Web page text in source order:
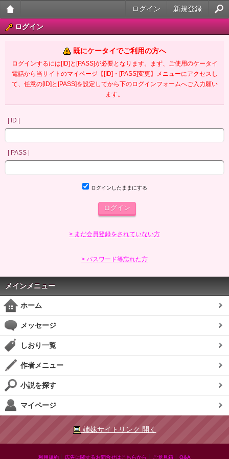
大人
ータ
イ官
新規登録
ログイン
ログイン
既にケータイでご利用の方へ
ログインするには[ID]と[PASS]が必要となります。まず、ご使用のケータイ
電話から当サイトのマイページ【[ID]・[PASS]変更】メニューにアクセスし
て、任意の[ID]と[PASS]を設定してから下のログインフォームへご入力願い
ます。
| ID |
| PASS |
ログインしたままにする
> まだ会員登録をされていない方
> パスワード等忘れた方
メインメニュー
ホーム
メッセージ
しおり一覧
作者メニュー
小説を探す
マイページ
姉妹サイトリンク 開く
利用規約 広告に関するお問合せはこちらから ご意見箱 Q&A